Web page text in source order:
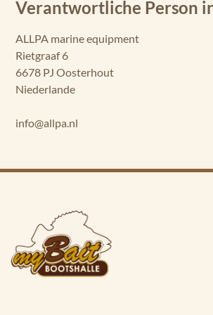
Verantwortliche Person
ALLPA marine equipment
Rietgraaf 6
6678 PJ Oosterhout
Niederlande
info@allpa.nl